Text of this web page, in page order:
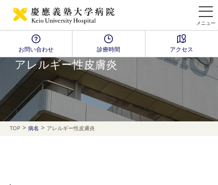
メニュー
お問い合わせ 診療時間 アクセス
Disease Name Search
アレルギー性皮膚炎
TOP > 病名 > アレルギー性皮膚炎